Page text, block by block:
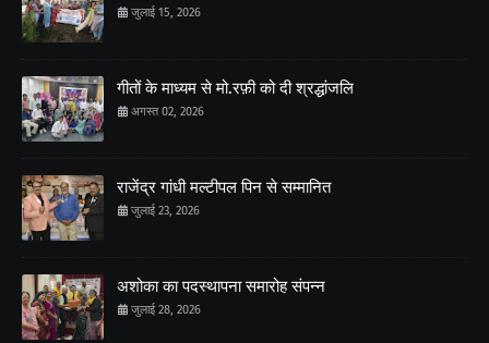
जुलाई 15, 2026
गीतों के माध्यम से मो.रफ़ी को दी श्रद्धांजलि
अगस्त 02, 2026
राजेंद्र गांधी मल्टीपल पिन से सम्मानित
जुलाई 23, 2026
अशोका का पदस्थापना समारोह संपन्न
जुलाई 28, 2026